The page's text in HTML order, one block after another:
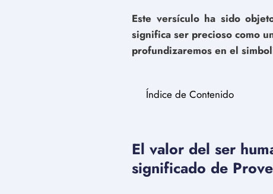
Este versículo ha sido
significa ser precioso como
profundizaremos en el
Índice de Contenido
El valor del ser
significado de